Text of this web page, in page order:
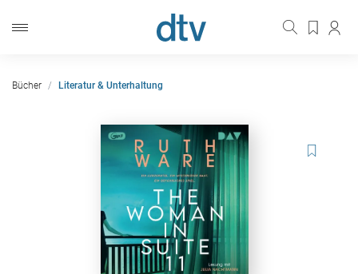
Bücher Literatur & Unterhaltung